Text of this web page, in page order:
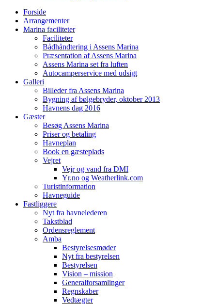
Forside
Arrangementer
Marina faciliteter
Faciliteter
Bådhåndtering i Assens Marina
Præsentation af Assens Marina
Assens Marina set fra luften
Autocamperservice med udsigt
Galleri
Billeder fra Assens Marina
Bygning af bølgebryder, oktober 2013
Havnens dag 2016
Gæster
Besøg Assens Marina
Priser og betaling
Havneplan
Book en gæsteplads
Vejret
Vejr og vand fra DMI
Yr.no og Weatherlink.com
Turistinformation
Havneguide
Fastliggere
Nyt fra havnelederen
Takstblad
Ordensreglement
Amba
Bestyrelsesmøder
Nyt fra bestyrelsen
Bestyrelsen
Vision – mission
Generalforsamlinger
Regnskaber
Vedtægter